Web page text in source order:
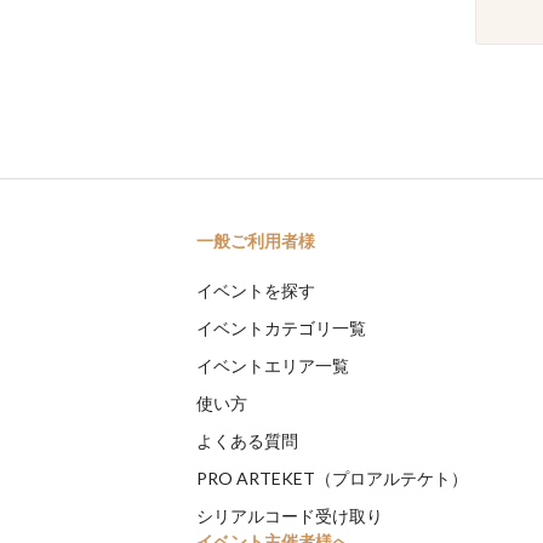
一般ご利用者様
イベントを探す
イベントカテゴリ一覧
イベントエリア一覧
使い方
よくある質問
PRO ARTEKET（プロアルテケト）
シリアルコード受け取り